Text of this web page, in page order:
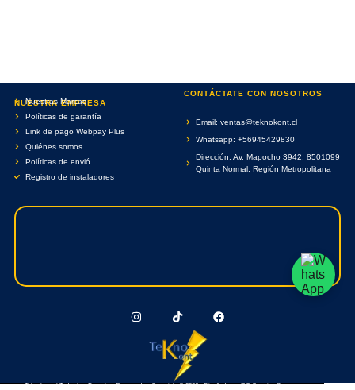
NUESTRA EMPRESA
Nuestras Marcas
Políticas de garantía
Link de pago Webpay Plus
Quiénes somos
Políticas de envió
Registro de instaladores
CONTÁCTATE CON NOSOTROS
Email: ventas@teknokont.cl
Whatsapp: +56945429830
Dirección: Av. Mapocho 3942, 8501099
Quinta Normal, Región Metropolitana
Teknokont.cl Todos Los Derechos Reservados. Copyright © 2026 - Diseñado por RC Creative Systems